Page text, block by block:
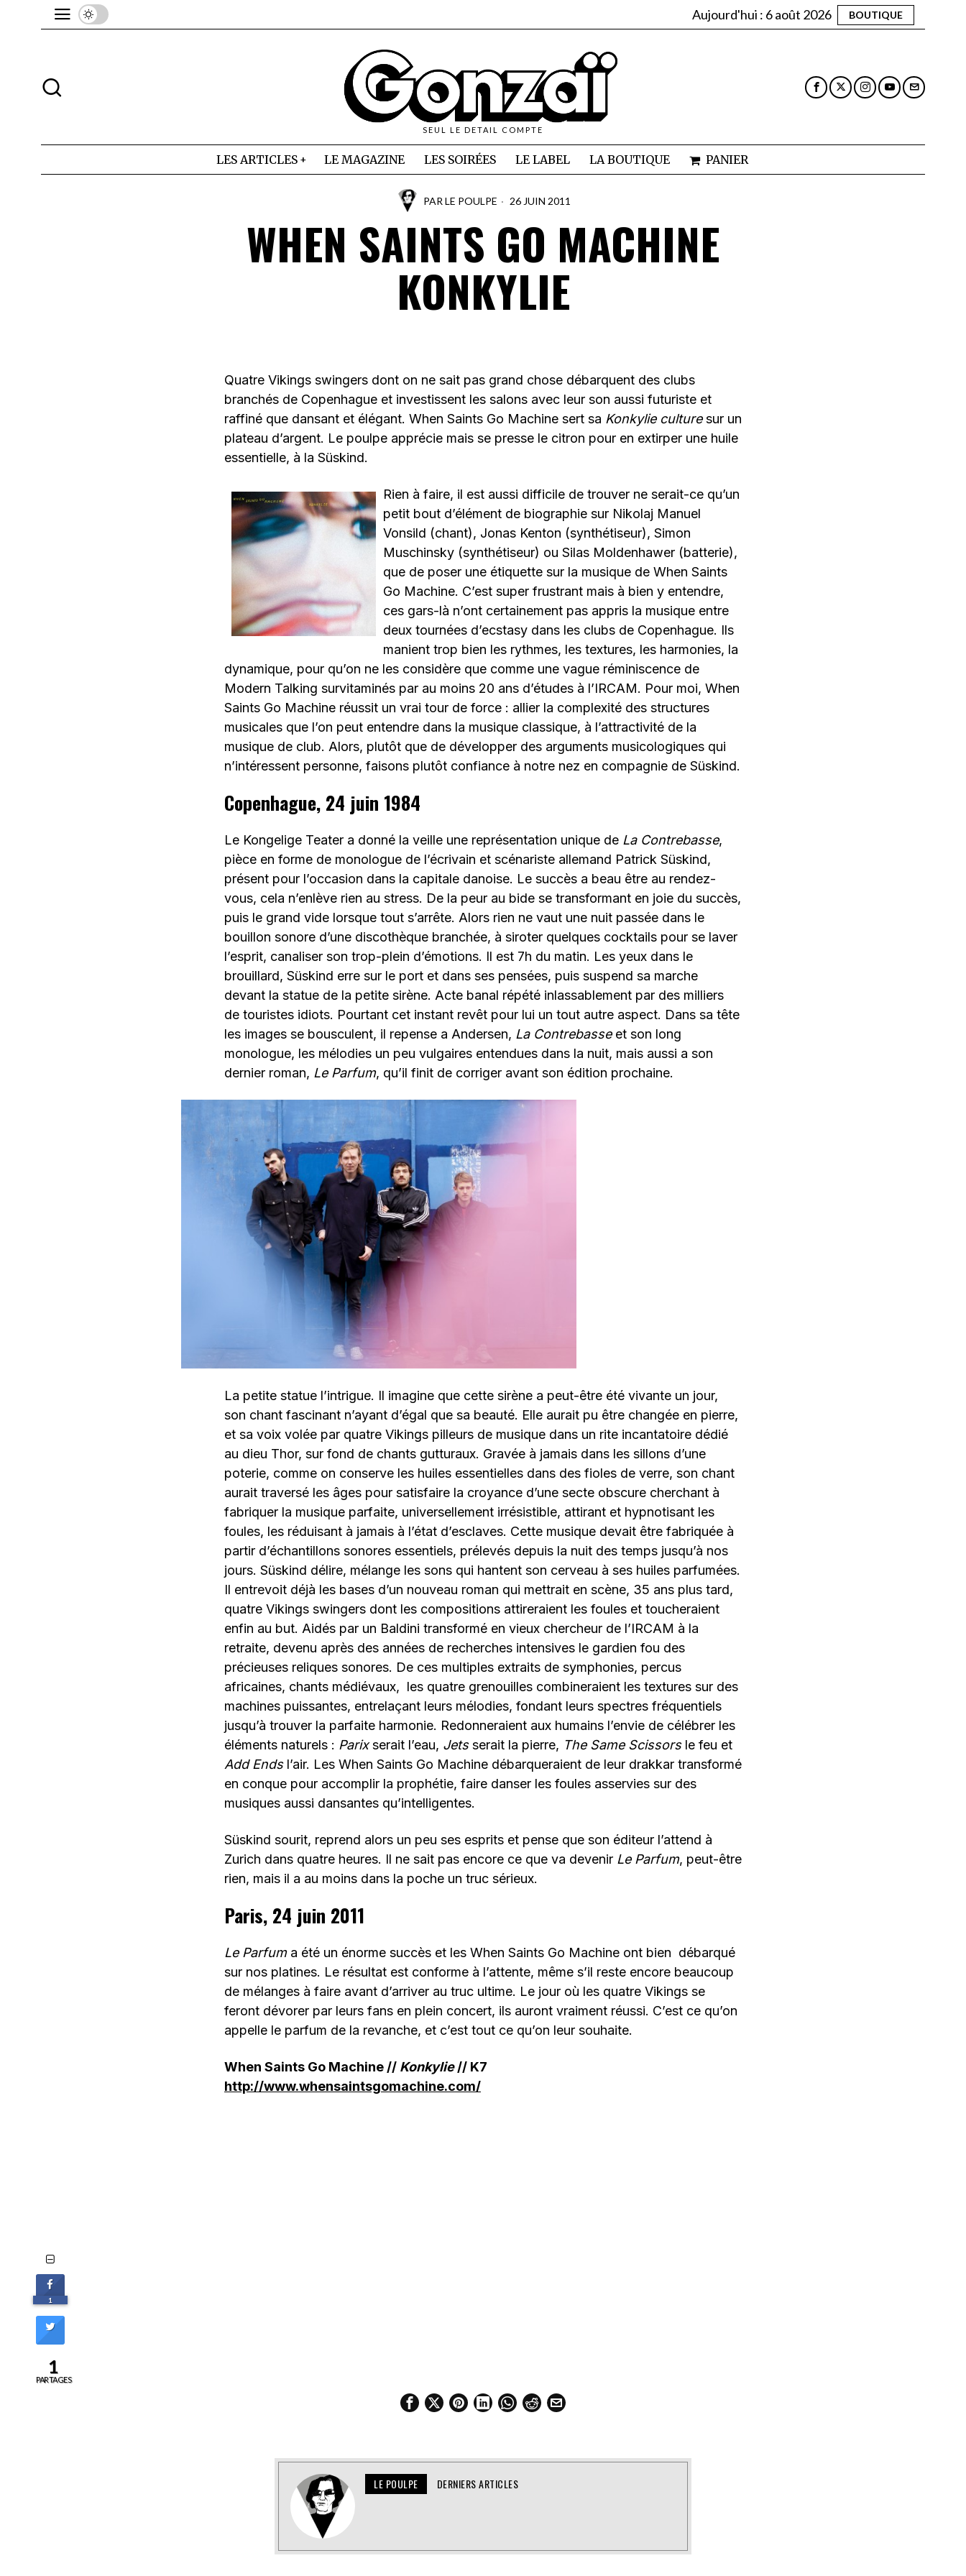
Aujourd'hui : 6 août 2026 BOUTIQUE
SEUL LE DETAIL COMPTE
LES ARTICLES LE MAGAZINE LES SOIRÉES LE LABEL LA BOUTIQUE PANIER
PAR LE POULPE 26 JUIN 2011
WHEN SAINTS GO MACHINE
KONKYLIE
Quatre Vikings swingers dont on ne sait pas grand chose débarquent des clubs
branchés de Copenhague et investissent les salons avec leur son aussi futuriste et
raffiné que dansant et élégant. When Saints Go Machine sert sa Konkylie culturesur un
plateau d’argent. Le poulpe apprécie mais se presse le citron pour en extirper une huile
essentielle, à la Süskind.
Rien à faire, il est aussi difficile de trouver ne serait-ce qu’un
petit bout d’élément de biographie sur Nikolaj Manuel
Vonsild (chant), Jonas Kenton (synthétiseur), Simon
Muschinsky (synthétiseur) ou Silas Moldenhawer (batterie),
que de poser une étiquette sur la musique de When Saints
Go Machine. C’est super frustrant mais à bien y entendre,
ces gars-là n’ont certainement pas appris la musique entre
deux tournées d’ecstasy dans les clubs de Copenhague. Ils
manient trop bien les rythmes, les textures, les harmonies, la
dynamique, pour qu’on ne les considère que comme une vague réminiscence de
Modern Talking survitaminés par au moins 20 ans d’études à l’IRCAM. Pour moi, When
Saints Go Machine réussit un vrai tour de force : allier la complexité des structures
musicales que l’on peut entendre dans la musique classique, à l’attractivité de la
musique de club. Alors, plutôt que de développer des arguments musicologiques qui
n’intéressent personne, faisons plutôt confiance à notre nez en compagnie de Süskind.
Copenhague, 24 juin 1984
Le Kongelige Teater a donné la veille une représentation unique de La Contrebasse,
pièce en forme de monologue de l’écrivain et scénariste allemand Patrick Süskind,
présent pour l’occasion dans la capitale danoise. Le succès a beau être au rendez-
vous, cela n’enlève rien au stress. De la peur au bide se transformant en joie du succès,
puis le grand vide lorsque tout s’arrête. Alors rien ne vaut une nuit passée dans le
bouillon sonore d’une discothèque branchée, à siroter quelques cocktails pour se laver
l’esprit, canaliser son trop-plein d’émotions. Il est 7h du matin. Les yeux dans le
brouillard, Süskind erre sur le port et dans ses pensées, puis suspend sa marche
devant la statue de la petite sirène. Acte banal répété inlassablement par des milliers
de touristes idiots. Pourtant cet instant revêt pour lui un tout autre aspect. Dans sa tête
les images se bousculent, il repense a Andersen, La Contrebasseet son long
monologue, les mélodies un peu vulgaires entendues dans la nuit, mais aussi a son
dernier roman, Le Parfum, qu’il finit de corriger avant son édition prochaine.
La petite statue l’intrigue. Il imagine que cette sirène a peut-être été vivante un jour,
son chant fascinant n’ayant d’égal que sa beauté. Elle aurait pu être changée en pierre,
et sa voix volée par quatre Vikings pilleurs de musique dans un rite incantatoire dédié
au dieu Thor, sur fond de chants gutturaux. Gravée à jamais dans les sillons d’une
poterie, comme on conserve les huiles essentielles dans des fioles de verre, son chant
aurait traversé les âges pour satisfaire la croyance d’une secte obscure cherchant à
fabriquer la musique parfaite, universellement irrésistible, attirant et hypnotisant les
foules, les réduisant à jamais à l’état d’esclaves. Cette musique devait être fabriquée à
partir d’échantillons sonores essentiels, prélevés depuis la nuit des temps jusqu’à nos
jours. Süskind délire, mélange les sons qui hantent son cerveau à ses huiles parfumées.
Il entrevoit déjà les bases d’un nouveau roman qui mettrait en scène, 35 ans plus tard,
quatre Vikings swingers dont les compositions attireraient les foules et toucheraient
enfin au but. Aidés par un Baldini transformé en vieux chercheur de l’IRCAM à la
retraite, devenu après des années de recherches intensives le gardien fou des
précieuses reliques sonores. De ces multiples extraits de symphonies, percus
africaines, chants médiévaux, les quatre grenouilles combineraient les textures sur des
machines puissantes, entrelaçant leurs mélodies, fondant leurs spectres fréquentiels
jusqu’à trouver la parfaite harmonie. Redonneraient aux humains l’envie de célébrer les
éléments naturels : Parixserait l’eau, Jetsserait la pierre, The Same Scissors le feu et
Add Endsl’air. Les When Saints Go Machine débarqueraient de leur drakkar transformé
en conque pour accomplir la prophétie, faire danser les foules asservies sur des
musiques aussi dansantes qu’intelligentes.
Süskind sourit, reprend alors un peu ses esprits et pense que son éditeur l’attend à
Zurich dans quatre heures. Il ne sait pas encore ce que va devenir Le Parfum, peut-être
rien, mais il a au moins dans la poche un truc sérieux.
Paris, 24 juin 2011
Le Parfuma été un énorme succès et les When Saints Go Machine ont bien débarqué
sur nos platines. Le résultat est conforme à l’attente, même s’il reste encore beaucoup
de mélanges à faire avant d’arriver au truc ultime. Le jour où les quatre Vikings se
feront dévorer par leurs fans en plein concert, ils auront vraiment réussi. C’est ce qu’on
appelle le parfum de la revanche, et c’est tout ce qu’on leur souhaite.
When Saints Go Machine // Konkylie// K7
http://www.whensaintsgomachine.com/
LE POULPE DERNIERS ARTICLES
1
1
PARTAGES